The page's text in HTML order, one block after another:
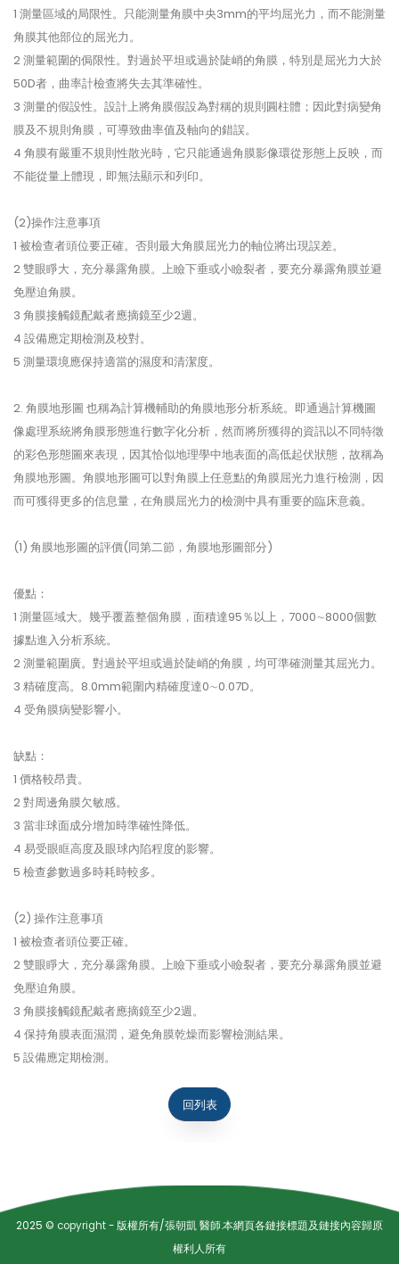
1 測量區域的局限性。只能測量角膜中央3mm的平均屈光力，而不能測量
角膜其他部位的屈光力。
2 測量範圍的侷限性。對過於平坦或過於陡峭的角膜，特別是屈光力大於
50D者，曲率計檢查將失去其準確性。
3 測量的假設性。設計上將角膜假設為對稱的規則圓柱體；因此對病變角
膜及不規則角膜，可導致曲率值及軸向的錯誤。
4 角膜有嚴重不規則性散光時，它只能通過角膜影像環從形態上反映，而
不能從量上體現，即無法顯示和列印。
(2)操作注意事項
1 被檢查者頭位要正確。否則最大角膜屈光力的軸位將出現誤差。
2 雙眼睜大，充分暴露角膜。上瞼下垂或小瞼裂者，要充分暴露角膜並避
免壓迫角膜。
3 角膜接觸鏡配戴者應摘鏡至少2週。
4 設備應定期檢測及校對。
5 測量環境應保持適當的濕度和清潔度。
2. 角膜地形圖 也稱為計算機輔助的角膜地形分析系統。即通過計算機圖
像處理系統將角膜形態進行數字化分析，然而將所獲得的資訊以不同特徵
的彩色形態圖來表現，因其恰似地理學中地表面的高低起伏狀態，故稱為
角膜地形圖。角膜地形圖可以對角膜上任意點的角膜屈光力進行檢測，因
而可獲得更多的信息量，在角膜屈光力的檢測中具有重要的臨床意義。
(1) 角膜地形圖的評價(同第二節，角膜地形圖部分)
優點：
1 測量區域大。幾乎覆蓋整個角膜，面積達95％以上，7000∼8000個數
據點進入分析系統。
2 測量範圍廣。對過於平坦或過於陡峭的角膜，均可準確測量其屈光力。
3 精確度高。8.0mm範圍內精確度達0∼0.07D。
4 受角膜病變影響小。
缺點：
1 價格較昂貴。
2 對周邊角膜欠敏感。
3 當非球面成分增加時準確性降低。
4 易受眼眶高度及眼球內陷程度的影響。
5 檢查參數過多時耗時較多。
(2) 操作注意事項
1 被檢查者頭位要正確。
2 雙眼睜大，充分暴露角膜。上瞼下垂或小瞼裂者，要充分暴露角膜並避
免壓迫角膜。
3 角膜接觸鏡配戴者應摘鏡至少2週。
4 保持角膜表面濕潤，避免角膜乾燥而影響檢測結果。
5 設備應定期檢測。
回列表
2025 © copyright- 版權所有/張朝凱 醫師.本網頁各鏈接標題及鏈接內容歸原
權利人所有